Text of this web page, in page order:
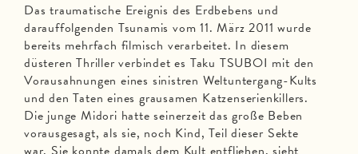
Das traumatische Ereignis des Erdbebens und
darauffolgenden Tsunamis vom 11. März 2011 wurde
bereits mehrfach filmisch verarbeitet. In diesem
düsteren Thriller verbindet es Taku TSUBOI mit den
Vorausahnungen eines sinistren Weltuntergang-Kults
und den Taten eines grausamen Katzenserienkillers.
Die junge Midori hatte seinerzeit das große Beben
vorausgesagt, als sie, noch Kind, Teil dieser Sekte